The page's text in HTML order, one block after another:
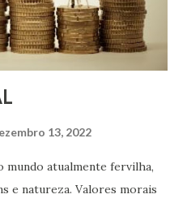
13, 2022
atualmente fervilha,
e natureza. Valores morais